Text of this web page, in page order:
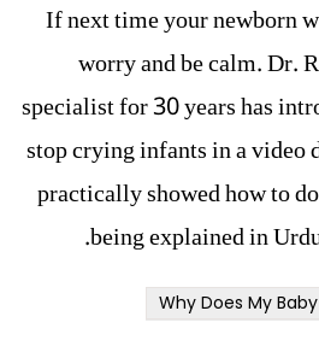
If next time your newborn
worry and be calm. Dr.
specialist for 30 years has
stop crying infants in a video
practically showed how to
being explained in
Why Does My